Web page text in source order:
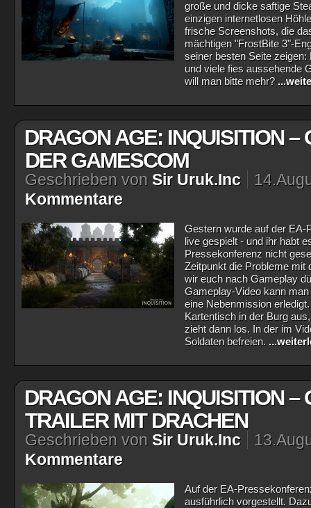
große und dicke saftige
einzigen internetlosen
frische Screenshots, die
mächtigen "FrostBite 3"-
seiner besten Seite zeigen:
und viele fies aussehende
will man bitte mehr?
DRAGON AGE: INQUISITION –
DER GAMESCOM
Geschrieben von Sir Uruk.Inc
Kommentare
Gestern wurde auf der EA-
live gespielt - und ihr habt
Pressekonferenz nicht
Zeitpunkt die Probleme mit
wir euch nach Gameplay
Gameplay-Video kann
eine Nebenmission
Kartentisch in der Burg
zieht dann los. In der im
Soldaten befreien.
DRAGON AGE: INQUISITION –
TRAILER MIT DRACHEN
Geschrieben von Sir Uruk.Inc
Kommentare
Auf der EA-
ausführlich vorgestellt.